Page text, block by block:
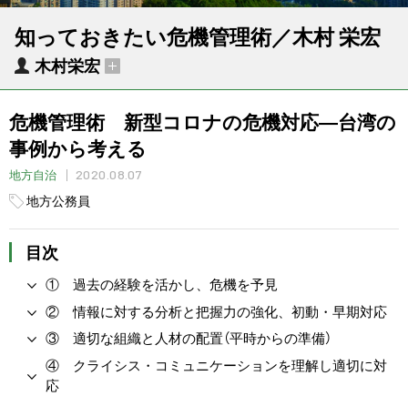
知っておきたい危機管理術／木村 栄宏
木村栄宏
危機管理術 新型コロナの危機対応―台湾の
事例から考える
地方自治
2020.08.07
地方公務員
目次
① 過去の経験を活かし、危機を予見
② 情報に対する分析と把握力の強化、初動・早期対応
③ 適切な組織と人材の配置（平時からの準備）
④ クライシス・コミュニケーションを理解し適切に対
応